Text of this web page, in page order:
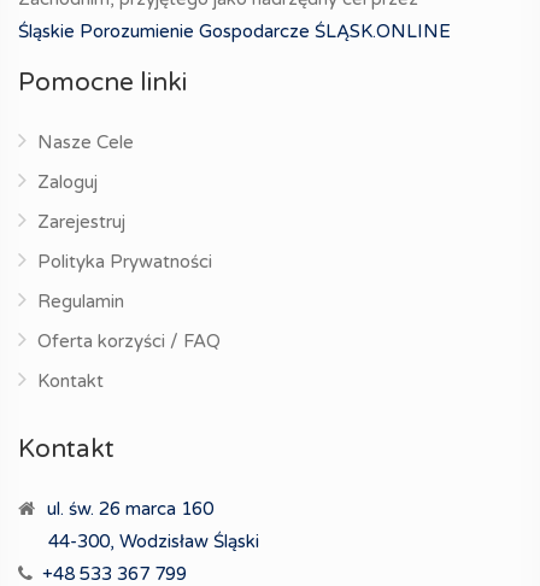
Śląskie Porozumienie Gospodarcze ŚLĄSK.ONLINE
Pomocne linki
Nasze Cele
Zaloguj
Zarejestruj
Polityka Prywatności
Regulamin
Oferta korzyści / FAQ
Kontakt
Kontakt
ul. św. 26 marca 160
44-300, Wodzisław Śląski
+48 533 367 799